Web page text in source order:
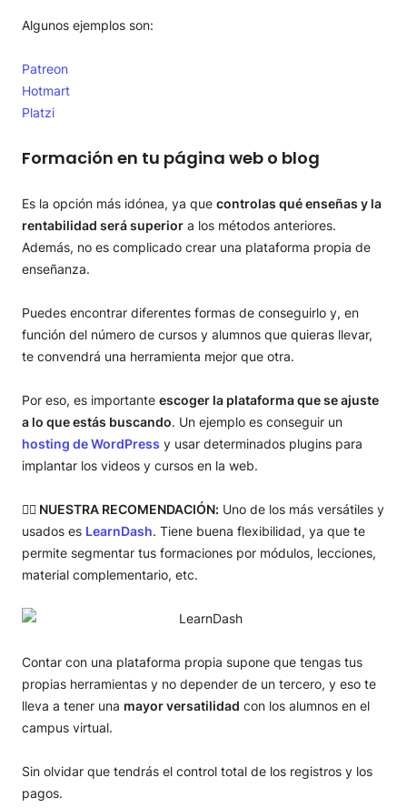
Algunos ejemplos son:
Patreon
Hotmart
Platzi
Formación en tu página web o blog
Es la opción más idónea, ya que controlas qué enseñas y la
rentabilidad será superior a los métodos anteriores.
Además, no es complicado crear una plataforma propia de
enseñanza.
Puedes encontrar diferentes formas de conseguirlo y, en
función del número de cursos y alumnos que quieras llevar,
te convendrá una herramienta mejor que otra.
Por eso, es importante escoger la plataforma que se ajuste
a lo que estás buscando. Un ejemplo es conseguir un
hosting de WordPress y usar determinados plugins para
implantar los videos y cursos en la web.
☝🏻 NUESTRA RECOMENDACIÓN: Uno de los más versátiles y
usados es LearnDash. Tiene buena flexibilidad, ya que te
permite segmentar tus formaciones por módulos, lecciones,
material complementario, etc.
Contar con una plataforma propia supone que tengas tus
propias herramientas y no depender de un tercero, y eso te
lleva a tener una mayor versatilidad con los alumnos en el
campus virtual.
Sin olvidar que tendrás el control total de los registros y los
pagos.